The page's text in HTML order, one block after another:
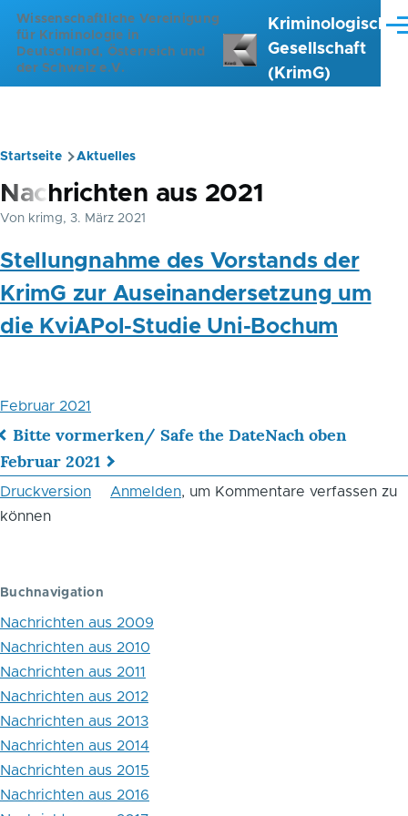
Direkt zum Inhalt
Wissenschaftliche Vereinigung
für Kriminologie in
Deutschland, Österreich und
der Schweiz e.V.
Kriminologische
Gesellschaft
(KrimG)
Pfadnavigation
Startseite Aktuelles
Nachrichten aus 2021
Von krimg, 3. März 2021
Stellungnahme des Vorstands der
KrimG zur Auseinandersetzung um
die KviAPol-Studie Uni-Bochum
Februar 2021
Links
für
das
im
Buch
Nachrichten
aus
2021
Bitte vormerken/ Safe the DateNach oben
Februar 2021
Druckversion Anmelden, um Kommentare verfassen zu
können
Buchnavigation
Nachrichten aus 2009
Nachrichten aus 2010
Nachrichten aus 2011
Nachrichten aus 2012
Nachrichten aus 2013
Nachrichten aus 2014
Nachrichten aus 2015
Nachrichten aus 2016